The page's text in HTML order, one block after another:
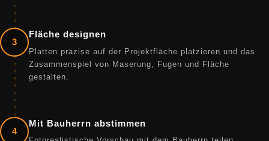
3
Fläche designen
Platten präzise auf der Projektfläche platzieren und das
Zusammenspiel von Maserung, Fugen und Fläche
gestalten.
4
Mit Bauherrn abstimmen